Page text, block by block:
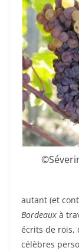
autant (et
Bordeaux à
écrits de rois,
célèbres